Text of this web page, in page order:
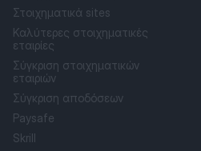
Στοιχηματικά sites
Καλύτερες στοιχηματικές
εταιρίες
Σύγκριση στοιχηματικών
εταιριών
Σύγκριση αποδόσεων
Paysafe
Skrill